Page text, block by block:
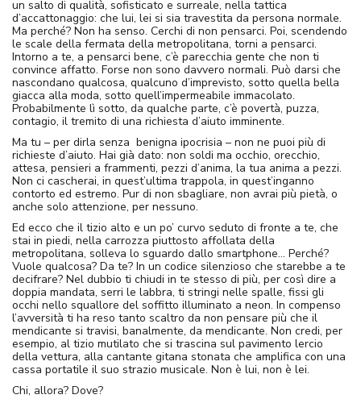
un salto di qualità, sofisticato e surreale, nella tattica
d’accattonaggio: che lui, lei si sia travestita da persona normale.
Ma perché? Non ha senso. Cerchi di non pensarci. Poi, scendendo
le scale della fermata della metropolitana, torni a pensarci.
Intorno a te, a pensarci bene, c’è parecchia gente che non ti
convince affatto. Forse non sono davvero normali. Può darsi che
nascondano qualcosa, qualcuno d’imprevisto, sotto quella bella
giacca alla moda, sotto quell’impermeabile immacolato.
Probabilmente lì sotto, da qualche parte, c’è povertà, puzza,
contagio, il tremito di una richiesta d’aiuto imminente.
Ma tu – per dirla senza benigna ipocrisia – non ne puoi più di
richieste d’aiuto. Hai già dato: non soldi ma occhio, orecchio,
attesa, pensieri a frammenti, pezzi d’anima, la tua anima a pezzi.
Non ci cascherai, in quest’ultima trappola, in quest’inganno
contorto ed estremo. Pur di non sbagliare, non avrai più pietà, o
anche solo attenzione, per nessuno.
Ed ecco che il tizio alto e un po’ curvo seduto di fronte a te, che
stai in piedi, nella carrozza piuttosto affollata della
metropolitana, solleva lo sguardo dallo smartphone… Perché?
Vuole qualcosa? Da te? In un codice silenzioso che starebbe a te
decifrare? Nel dubbio ti chiudi in te stesso di più, per così dire a
doppia mandata, serri le labbra, ti stringi nelle spalle, fissi gli
occhi nello squallore del soffitto illuminato a neon. In compenso
l’avversità ti ha reso tanto scaltro da non pensare più che il
mendicante si travisi, banalmente, da mendicante. Non credi, per
esempio, al tizio mutilato che si trascina sul pavimento lercio
della vettura, alla cantante gitana stonata che amplifica con una
cassa portatile il suo strazio musicale. Non è lui, non è lei.
Chi, allora? Dove?